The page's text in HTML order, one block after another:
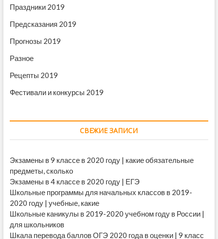
Праздники 2019
Предсказания 2019
Прогнозы 2019
Разное
Рецепты 2019
Фестивали и конкурсы 2019
СВЕЖИЕ ЗАПИСИ
Экзамены в 9 классе в 2020 году | какие обязательные
предметы, сколько
Экзамены в 4 классе в 2020 году | ЕГЭ
Школьные программы для начальных классов в 2019-
2020 году | учебные, какие
Школьные каникулы в 2019-2020 учебном году в России |
для школьников
Шкала перевода баллов ОГЭ 2020 года в оценки | 9 класс